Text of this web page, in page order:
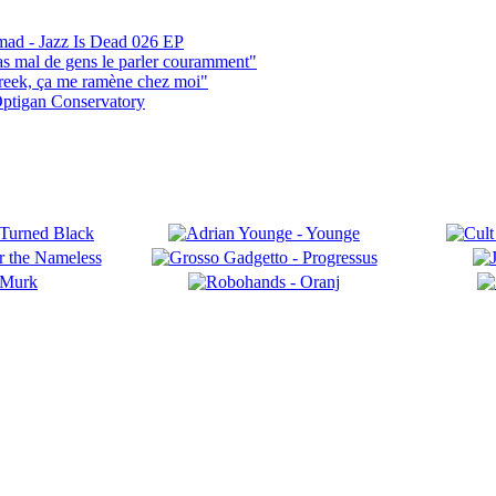
- Jazz Is Dead 026 EP
mal de gens le parler couramment"
ça me ramène chez moi"
Conservatory